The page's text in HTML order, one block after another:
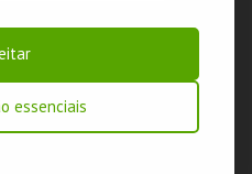
essenciais
COMPRAR
SIR EL TOM |